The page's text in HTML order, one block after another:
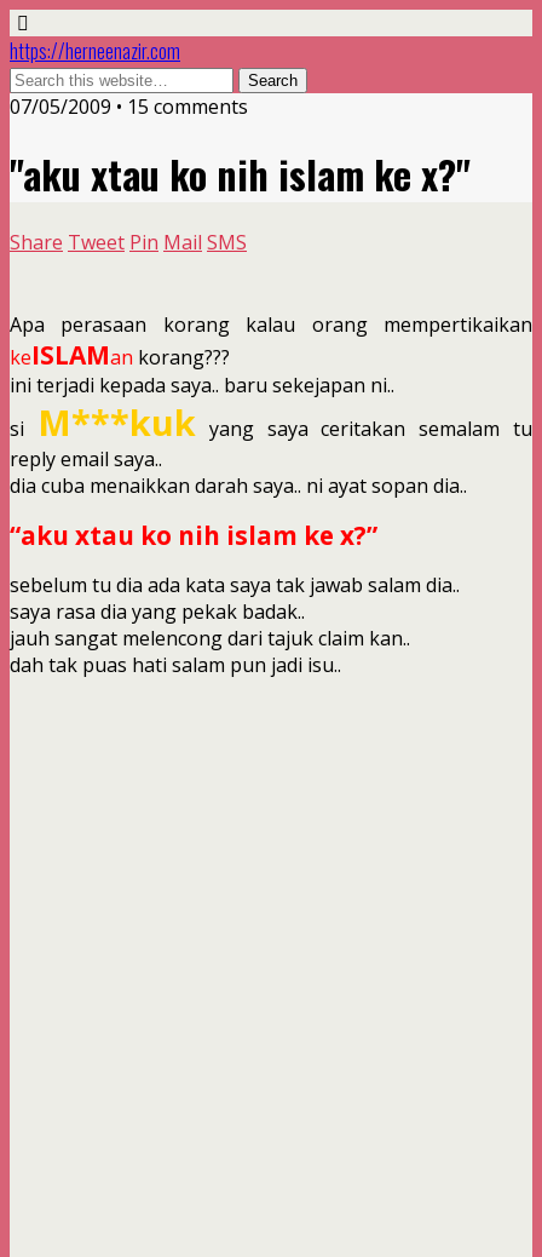
https://herneenazir.com
07/05/2009 • 15 comments
"aku xtau ko nih islam ke x?"
Share Tweet Pin Mail SMS
Apa perasaan korang kalau orang mempertikaikan
keISLAMan korang???
ini terjadi kepada saya.. baru sekejapan ni..
si
M***kukyang saya ceritakan semalam tu
reply email saya..
dia cuba menaikkan darah saya.. ni ayat sopan dia..
“aku xtau ko nih islam ke x?”
sebelum tu dia ada kata saya tak jawab salam dia..
saya rasa dia yang pekak badak..
jauh sangat melencong dari tajuk claim kan..
dah tak puas hati salam pun jadi isu..